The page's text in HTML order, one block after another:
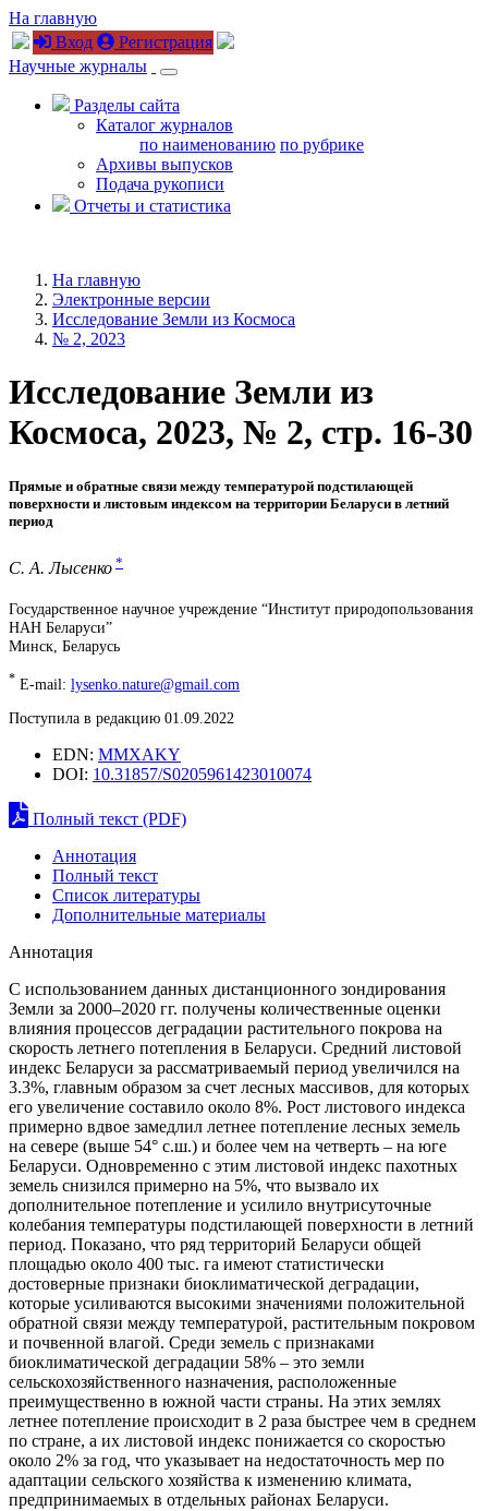
На главную
Вход
Регистрация
Научные журналы
Разделы сайта
Каталог журналов
по наименованию по рубрике
Архивы выпусков
Подача рукописи
Отчеты и статистика
На главную
Электронные версии
Исследование Земли из Космоса
№ 2, 2023
Исследование Земли из
Космоса, 2023, № 2, стр. 16-30
Прямые и обратные связи между температурой подстилающей
поверхности и листовым индексом на территории Беларуси в летний
период
С. А. Лысенко *
Государственное научное учреждение “Институт природопользования
НАН Беларуси”
Минск, Беларусь
* E-mail: lysenko.nature@gmail.com
Поступила в редакцию 01.09.2022
EDN: MMXAKY
DOI: 10.31857/S0205961423010074
Полный текст (PDF)
Аннотация
Полный текст
Список литературы
Дополнительные материалы
Аннотация
С использованием данных дистанционного зондирования
Земли за 2000–2020 гг. получены количественные оценки
влияния процессов деградации растительного покрова на
скорость летнего потепления в Беларуси. Средний листовой
индекс Беларуси за рассматриваемый период увеличился на
3.3%, главным образом за счет лесных массивов, для которых
его увеличение составило около 8%. Рост листового индекса
примерно вдвое замедлил летнее потепление лесных земель
на севере (выше 54° с.ш.) и более чем на четверть – на юге
Беларуси. Одновременно с этим листовой индекс пахотных
земель снизился примерно на 5%, что вызвало их
дополнительное потепление и усилило внутрисуточные
колебания температуры подстилающей поверхности в летний
период. Показано, что ряд территорий Беларуси общей
площадью около 400 тыс. га имеют статистически
достоверные признаки биоклиматической деградации,
которые усиливаются высокими значениями положительной
обратной связи между температурой, растительным покровом
и почвенной влагой. Среди земель с признаками
биоклиматической деградации 58% – это земли
сельскохозяйственного назначения, расположенные
преимущественно в южной части страны. На этих землях
летнее потепление происходит в 2 раза быстрее чем в среднем
по стране, а их листовой индекс понижается со скоростью
около 2% за год, что указывает на недостаточность мер по
адаптации сельского хозяйства к изменению климата,
предпринимаемых в отдельных районах Беларуси.